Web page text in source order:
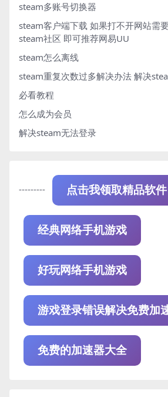
steam多账号切换器
steam客户端下载 如果打不开网站需
steam社区 即可推荐网易UU
steam怎么离线
steam重复次数过多解决办法 解决
必看教程
怎么成为会员
解决steam无法登录
--------- 点击我领取精品软件
经典网络手机游戏
好玩网络手机游戏
游戏登录错误解决免费加
免费的加速器大全